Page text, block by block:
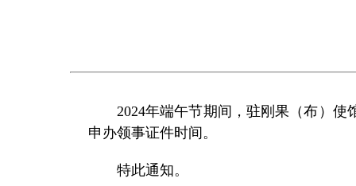
2024年端午节期间，驻刚果（布）
申办领事证件时间。
特此通知。